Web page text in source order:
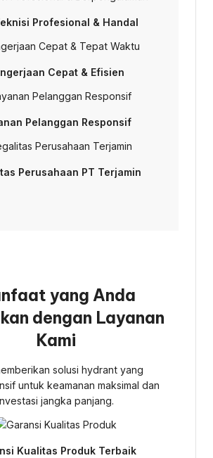
Profesional & Handal
Cepat & Efisien
Pelanggan Responsif
Perusahaan PT Terjamin
yang Anda
dengan Layanan
Kami
solusi hydrant yang
untuk keamanan maksimal dan
jangka panjang.
Kualitas Produk Terbaik